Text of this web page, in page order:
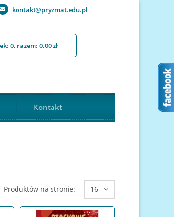
kontakt@pryzmat.edu.pl
0, razem: 0,00 zł
Kontakt
Produktów na stronie: 16